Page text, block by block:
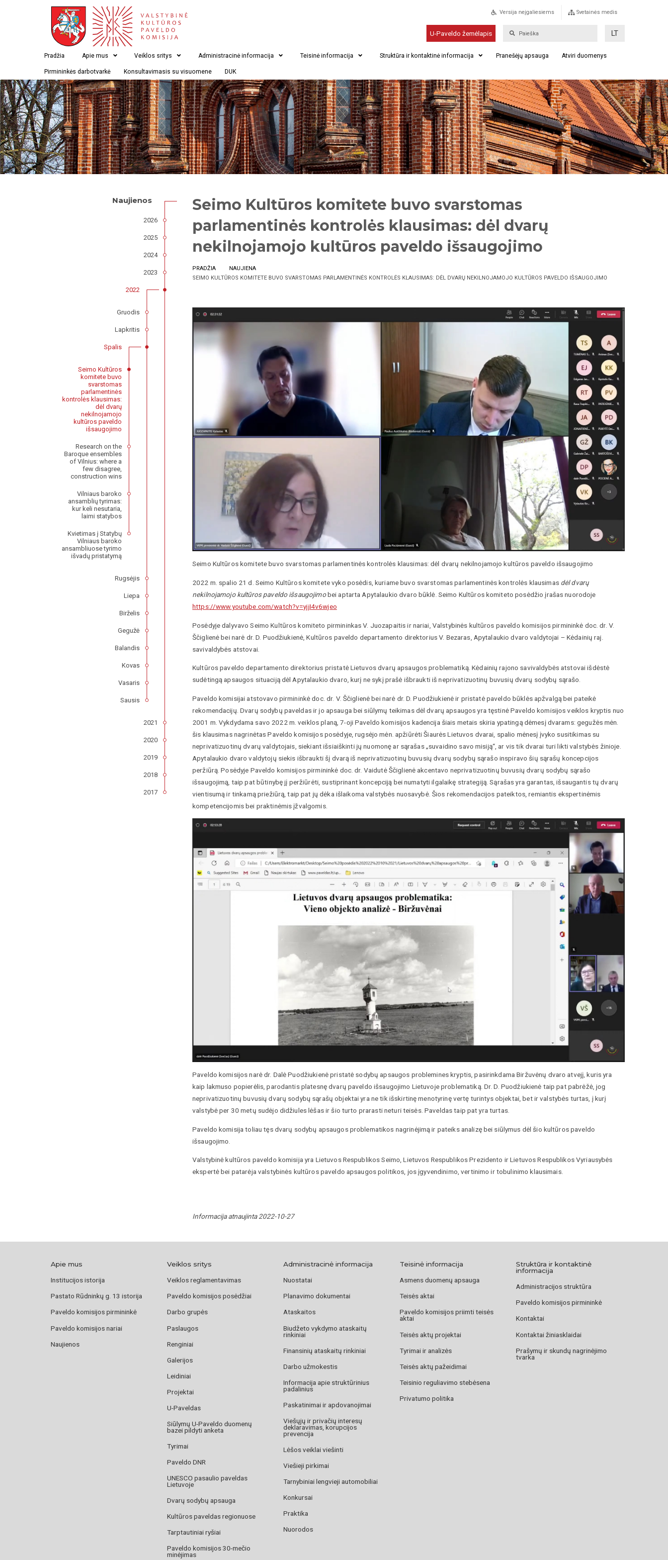
Versija neįgaliesiems Svetainės medis
U-Paveldo žemėlapis LT
Pradžia Apie mus Veiklos sritys Administracinė informacija Teisinė informacija Struktūra ir kontaktinė informacija Pranešėjų apsauga Atviri duomenys
Pirmininkės darbotvarkė Konsultavimasis su visuomene DUK
Seimo Kultūros komitete buvo svarstomas
parlamentinės kontrolės klausimas: dėl dvarų
nekilnojamojo kultūros paveldo išsaugojimo
PRADŽIA
NAUJIENA
SEIMO KULTŪROS KOMITETE BUVO SVARSTOMAS PARLAMENTINĖS KONTROLĖS KLAUSIMAS: DĖL DVARŲ NEKILNOJAMOJO KULTŪROS PAVELDO IŠSAUGOJIMO
Seimo Kultūros komitete buvo svarstomas parlamentinės kontrolės klausimas: dėl dvarų nekilnojamojo kultūros paveldo išsaugojimo
2022 m. spalio 21 d. Seimo Kultūros komitete vyko posėdis, kuriame buvo svarstomas parlamentinės kontrolės klausimas dėl dvarų
nekilnojamojo kultūros paveldo išsaugojimobei aptarta Apytalaukio dvaro būklė. Seimo Kultūros komiteto posėdžio įrašas nuorodoje
https://www.youtube.com/watch?v=yjjI4v6wjeo
Posėdyje dalyvavo Seimo Kultūros komiteto pirmininkas V. Juozapaitis ir nariai, Valstybinės kultūros paveldo komisijos pirmininkė doc. dr. V.
Ščiglienė bei narė dr. D. Puodžiukienė, Kultūros paveldo departamento direktorius V. Bezaras, Apytalaukio dvaro valdytojai – Kėdainių raj.
savivaldybės atstovai.
Kultūros paveldo departamento direktorius pristatė Lietuvos dvarų apsaugos problematiką. Kėdainių rajono savivaldybės atstovai išdėstė
sudėtingą apsaugos situaciją dėl Apytalaukio dvaro, kurį ne sykį prašė išbraukti iš neprivatizuotinų buvusių dvarų sodybų sąrašo.
Paveldo komisijai atstovavo pirmininkė doc. dr. V. Ščiglienė bei narė dr. D. Puodžiukienė ir pristatė paveldo būklės apžvalgą bei pateikė
rekomendacijų. Dvarų sodybų paveldas ir jo apsauga bei siūlymų teikimas dėl dvarų apsaugos yra tęstinė Paveldo komisijos veiklos kryptis nuo
2001 m. Vykdydama savo 2022 m. veiklos planą, 7-oji Paveldo komisijos kadencija šiais metais skiria ypatingą dėmesį dvarams: gegužės mėn.
šis klausimas nagrinėtas Paveldo komisijos posėdyje, rugsėjo mėn. apžiūrėti Šiaurės Lietuvos dvarai, spalio mėnesį įvyko susitikimas su
neprivatizuotinų dvarų valdytojais, siekiant išsiaiškinti jų nuomonę ar sąrašas „suvaidino savo misiją“, ar vis tik dvarai turi likti valstybės žinioje.
Apytalaukio dvaro valdytojų siekis išbraukti šį dvarą iš neprivatizuotinų buvusių dvarų sodybų sąrašo inspiravo šių sąrašų koncepcijos
peržiūrą. Posėdyje Paveldo komisijos pirmininkė doc. dr. Vaidutė Ščiglienė akcentavo neprivatizuotinų buvusių dvarų sodybų sąrašo
išsaugojimą, taip pat būtinybę jį peržiūrėti, sustiprinant koncepciją bei numatyti ilgalaikę strategiją. Sąrašas yra garantas, išsaugantis tų dvarų
vientisumą ir tinkamą priežiūrą, taip pat jų dėka išlaikoma valstybės nuosavybė. Šios rekomendacijos pateiktos, remiantis ekspertinėmis
kompetencijomis bei praktinėmis įžvalgomis.
Paveldo komisijos narė dr. Dalė Puodžiukienė pristatė sodybų apsaugos problemines kryptis, pasirinkdama Biržuvėnų dvaro atvejį, kuris yra
kaip lakmuso popierėlis, parodantis platesnę dvarų paveldo išsaugojimo Lietuvoje problematiką. Dr. D. Puodžiukienė taip pat pabrėžė, jog
neprivatizuotinų buvusių dvarų sodybų sąrašų objektai yra ne tik išskirtinę menotyrinę vertę turintys objektai, bet ir valstybės turtas, į kurį
valstybė per 30 metų sudėjo didžiules lėšas ir šio turto prarasti neturi teisės. Paveldas taip pat yra turtas.
Paveldo komisija toliau tęs dvarų sodybų apsaugos problematikos nagrinėjimą ir pateiks analizę bei siūlymus dėl šio kultūros paveldo
išsaugojimo.
Valstybinė kultūros paveldo komisija yra Lietuvos Respublikos Seimo, Lietuvos Respublikos Prezidento ir Lietuvos Respublikos Vyriausybės
ekspertė bei patarėja valstybinės kultūros paveldo apsaugos politikos, jos įgyvendinimo, vertinimo ir tobulinimo klausimais.
Informacija atnaujinta 2022-10-27
Naujienos
2026
2025
2024
2023
2022
Gruodis
Lapkritis
Spalis
Seimo Kultūros
komitete buvo
svarstomas
parlamentinės
kontrolės klausimas:
dėl dvarų
nekilnojamojo
kultūros paveldo
išsaugojimo
Research on the
Baroque ensembles
of Vilnius: where a
few disagree,
construction wins
Vilniaus baroko
ansamblių tyrimas:
kur keli nesutaria,
laimi statybos
Kvietimas į Statybų
Vilniaus baroko
ansambliuose tyrimo
išvadų pristatymą
Rugsėjis
Liepa
Birželis
Gegužė
Balandis
Kovas
Vasaris
Sausis
2021
2020
2019
2018
2017
Apie mus
Institucijos istorija
Pastato Rūdninkų g. 13 istorija
Paveldo komisijos pirmininkė
Paveldo komisijos nariai
Naujienos
Veiklos sritys
Veiklos reglamentavimas
Paveldo komisijos posėdžiai
Darbo grupės
Paslaugos
Renginiai
Galerijos
Leidiniai
Projektai
U-Paveldas
Siūlymų U-Paveldo duomenų
bazei pildyti anketa
Tyrimai
Paveldo DNR
UNESCO pasaulio paveldas
Lietuvoje
Dvarų sodybų apsauga
Kultūros paveldas regionuose
Tarptautiniai ryšiai
Paveldo komisijos 30-mečio
minėjimas
Administracinė informacija
Nuostatai
Planavimo dokumentai
Ataskaitos
Biudžeto vykdymo ataskaitų
rinkiniai
Finansinių ataskaitų rinkiniai
Darbo užmokestis
Informacija apie struktūrinius
padalinius
Paskatinimai ir apdovanojimai
Viešųjų ir privačių interesų
deklaravimas, korupcijos
prevencija
Lėšos veiklai viešinti
Viešieji pirkimai
Tarnybiniai lengvieji automobiliai
Konkursai
Praktika
Nuorodos
Teisinė informacija
Asmens duomenų apsauga
Teisės aktai
Paveldo komisijos priimti teisės
aktai
Teisės aktų projektai
Tyrimai ir analizės
Teisės aktų pažeidimai
Teisinio reguliavimo stebėsena
Privatumo politika
Struktūra ir kontaktinė
informacija
Administracijos struktūra
Paveldo komisijos pirmininkė
Kontaktai
Kontaktai žiniasklaidai
Prašymų ir skundų nagrinėjimo
tvarka